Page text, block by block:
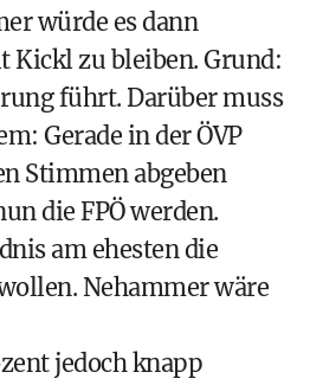
würde es dann
Kickl zu bleiben. Grund:
führt. Darüber muss
Gerade in der ÖVP
Stimmen abgeben
die FPÖ werden.
am ehesten die
Nehammer wäre
jedoch knapp